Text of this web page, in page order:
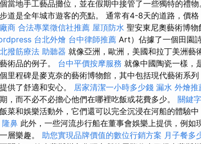
當地手工藝品攤位，並在假期中接管了一些獨特的禮物
道是全年城市遊客的亮點。 通常有4-8天的道路，價格
商 合法專業徵信社推薦 屋頂防水 聖安東尼奧藝術博物
台北外燴 台中律師推薦 Art）佔據了一個田園
撥筋療法 助聽器 就像亞洲，歐洲，美國和拉丁美洲藝
術品的例子。 台中平價按摩服務 就像中國陶瓷一樣，
里程碑是麥克奈的藝術博物館，其中包括現代藝術系
供了舒適和安心。 居家清潔一小時多少錢 漏水 外燴推
，而不必不必擔心他們在哪裡吃飯或花費多少。 關鍵
菜和娛樂活動外，它們還可以完全沉浸在河船的體驗
隆鼻 此外，一些河流步行船在董事會娛樂上提供，例
層樂趣。 助您實現品牌價值的數位行銷方案 月子餐多